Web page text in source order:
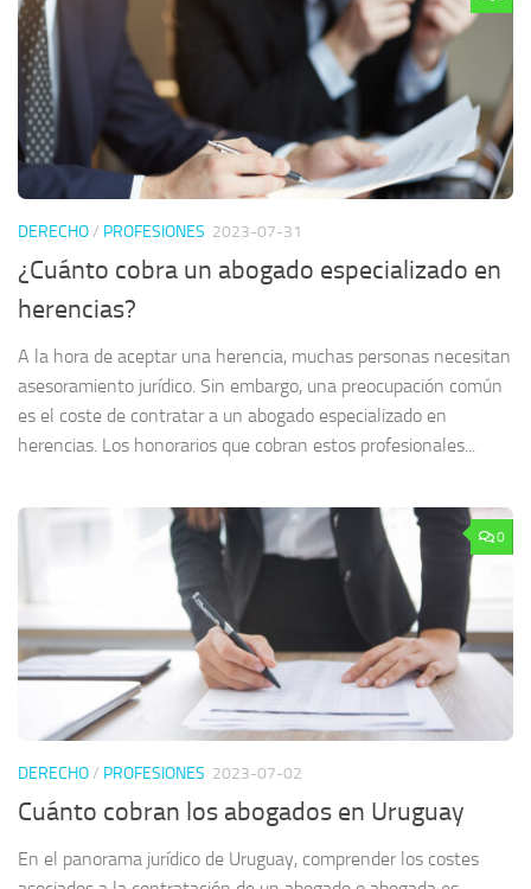
DERECHO/ PROFESIONES 2023-07-31
¿Cuánto cobra un abogado especializado en
herencias?
A la hora de aceptar una herencia, muchas personas necesitan
asesoramiento jurídico. Sin embargo, una preocupación común
es el coste de contratar a un abogado especializado en
herencias. Los honorarios que cobran estos profesionales...
0
DERECHO/ PROFESIONES 2023-07-02
Cuánto cobran los abogados en Uruguay
En el panorama jurídico de Uruguay, comprender los costes